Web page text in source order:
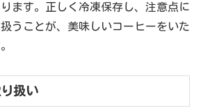
ます。正しく冷凍保存し、注意点に
うことが、美味しいコーヒーをいた
扱い